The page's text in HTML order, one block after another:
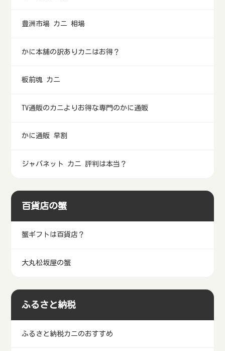
豊洲市場 カニ 相場
かに本舗の訳ありカニはお得？
板前魂 カニ
TV通販のカニよりお得な専門のかに通販
かに通販 早割
ジャパネット カニ 評判は本当？
百貨店の蟹
蟹ギフトは百貨店？
大丸松坂屋の蟹
ふるさと納税
ふるさと納税カニのおすすめ